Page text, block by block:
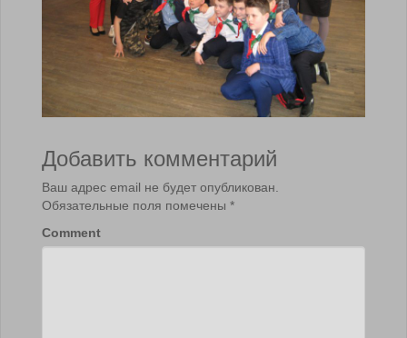
Добавить комментарий
Ваш адрес email не будет опубликован.
Обязательные поля помечены *
Comment